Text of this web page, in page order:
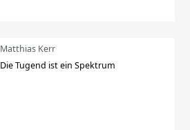
Matthias Kerr
Die Tugend ist ein Spektrum